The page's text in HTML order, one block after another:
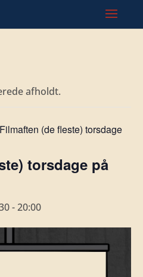
afholdt.
Filmaften (de fleste) torsdage
torsdage på
-20:00